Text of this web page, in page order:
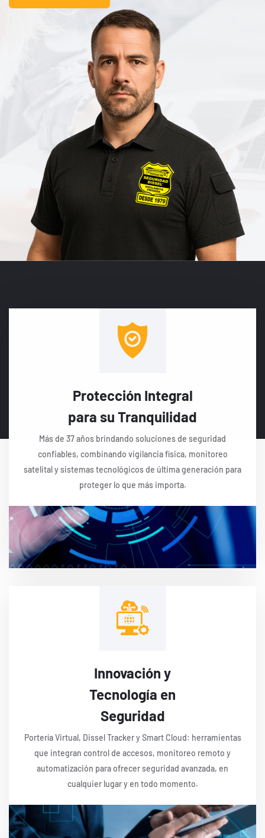
Protección Integral
para su Tranquilidad
Más de 37 años brindando soluciones de seguridad
confiables, combinando vigilancia física, monitoreo
satelital y sistemas tecnológicos de última generación para
proteger lo que más importa.
Innovación y
Tecnología en
Seguridad
Portería Virtual, Dissel Tracker y Smart Cloud: herramientas
que integran control de accesos, monitoreo remoto y
automatización para ofrecer seguridad avanzada, en
cualquier lugar y en todo momento.